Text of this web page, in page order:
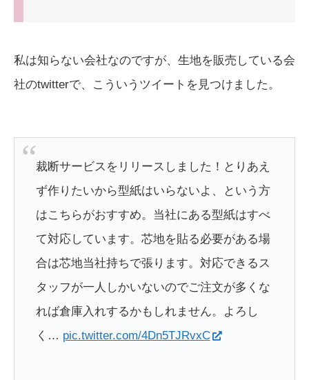
私は知らない会社なのですが、生地を販売している会
社のtwitterで、こういうツイートを見つけました。
裁断サービスをリリースしました！とりあえ
ず作りたいから型紙はいらないよ、という方
はこちらがおすすめ。当社にある型紙はすべ
て対応しています。芯地を貼る必要がある場
合は芯地当社持ちで張ります。対応できるス
タッフが一人しかいないのでご注文が多くな
れば倉庫入れするかもしれません。よろし
く… pic.twitter.com/4Dn5TJRvxC